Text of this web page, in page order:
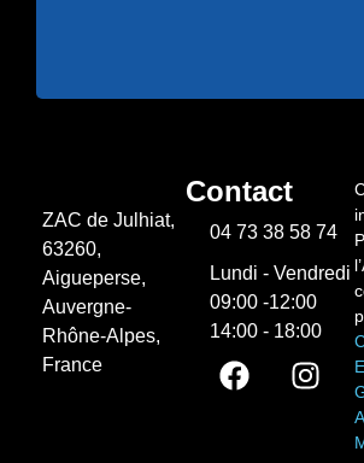
ZAC de Julhiat,
63260,
Aigueperse,
Auvergne-
Rhône-Alpes,
France
Contact
04 73 38 58 74
Lundi - Vendredi
09:00 -12:00
14:00 - 18:00